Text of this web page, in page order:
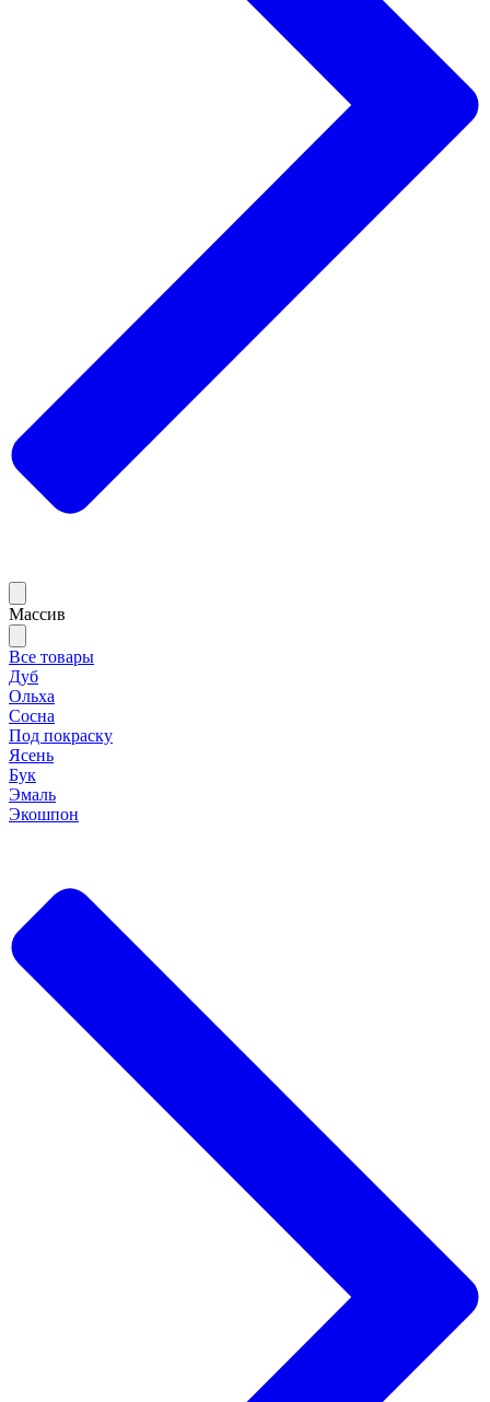
Массив
Все товары
Дуб
Ольха
Сосна
Под покраску
Ясень
Бук
Эмаль
Экошпон